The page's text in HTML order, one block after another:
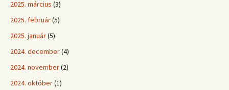
2025. március (3)
2025. február(5)
2025. január(5)
2024. december(4)
2024. november(2)
2024. október(1)